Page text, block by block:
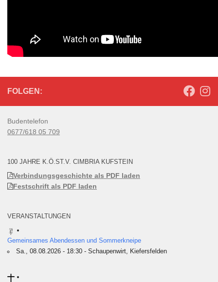
FOLGEN:
Budentelefon
0677/618 05 709
100 JAHRE K.Ö.ST.V. CIMBRIA KUFSTEIN
Verbindungsgeschichte als PDF laden
Festschrift als PDF laden
VERANSTALTUNGEN
Gemeinsames Abendessen und Sommerkneipe
Sa., 08.08.2026 - 18:30 - Schaupenwirt, Kiefersfelden